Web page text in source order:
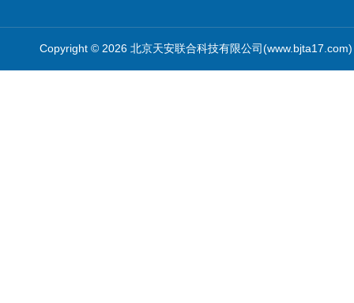
Copyright © 2026 北京天安联合科技有限公司